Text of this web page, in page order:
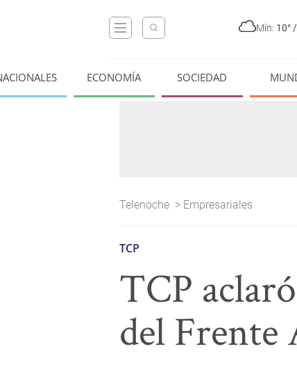
Mín: 10° /
ECONOMÍA SOCIEDAD
Telenoche > Empresariales
TCP
TCP
del Frente